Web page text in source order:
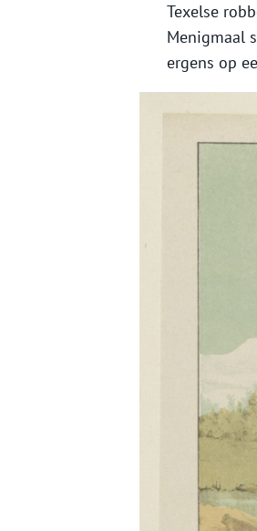
Texelse
Menigmaal
ergens op